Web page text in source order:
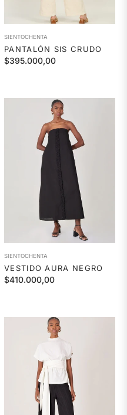
SIENTOCHENTA
PANTALÓN SIS CRUDO
Precio
$395.000,00
SIENTOCHENTA
VESTIDO AURA NEGRO
Precio
$410.000,00